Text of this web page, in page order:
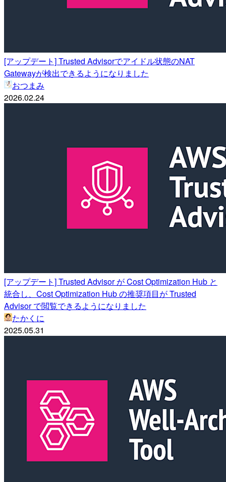
[アップデート] Trusted Advisorでアイドル状態のNAT
Gatewayが検出できるようになりました
おつまみ
2026.02.24
[アップデート] Trusted Advisor が Cost Optimization Hub と
統合し、Cost Optimization Hub の推奨項目が Trusted
Advisor で閲覧できるようになりました
たかくに
2025.05.31